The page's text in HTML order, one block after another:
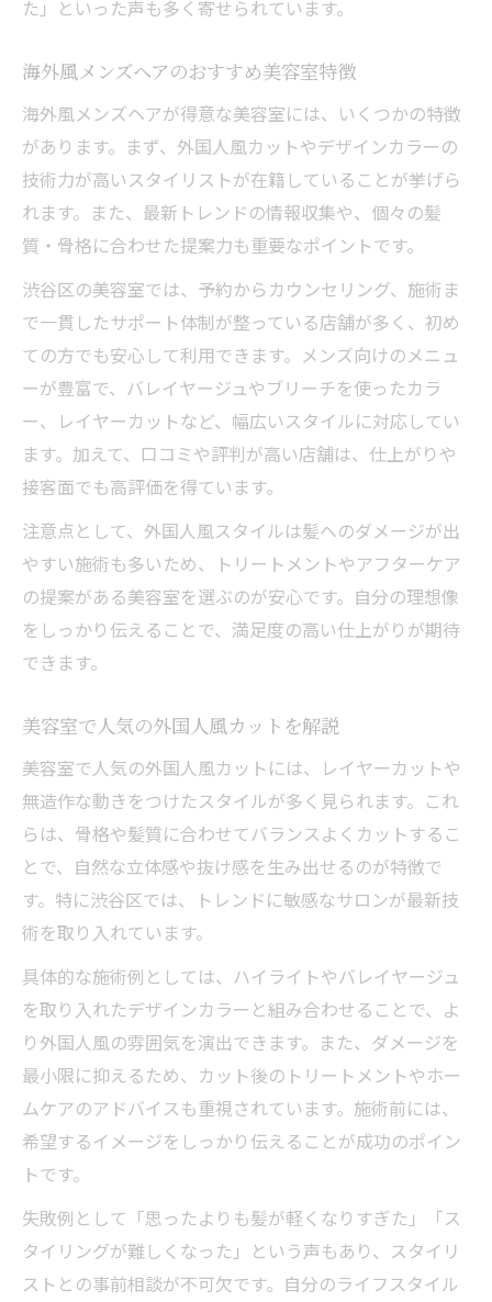
た」といった声も多く寄せられています。
海外風メンズヘアのおすすめ美容室特徴
海外風メンズヘアが得意な美容室には、いくつかの特徴
があります。まず、外国人風カットやデザインカラーの
技術力が高いスタイリストが在籍していることが挙げら
れます。また、最新トレンドの情報収集や、個々の髪
質・骨格に合わせた提案力も重要なポイントです。
渋谷区の美容室では、予約からカウンセリング、施術ま
で一貫したサポート体制が整っている店舗が多く、初め
ての方でも安心して利用できます。メンズ向けのメニュ
ーが豊富で、バレイヤージュやブリーチを使ったカラ
ー、レイヤーカットなど、幅広いスタイルに対応してい
ます。加えて、口コミや評判が高い店舗は、仕上がりや
接客面でも高評価を得ています。
注意点として、外国人風スタイルは髪へのダメージが出
やすい施術も多いため、トリートメントやアフターケア
の提案がある美容室を選ぶのが安心です。自分の理想像
をしっかり伝えることで、満足度の高い仕上がりが期待
できます。
美容室で人気の外国人風カットを解説
美容室で人気の外国人風カットには、レイヤーカットや
無造作な動きをつけたスタイルが多く見られます。これ
らは、骨格や髪質に合わせてバランスよくカットするこ
とで、自然な立体感や抜け感を生み出せるのが特徴で
す。特に渋谷区では、トレンドに敏感なサロンが最新技
術を取り入れています。
具体的な施術例としては、ハイライトやバレイヤージュ
を取り入れたデザインカラーと組み合わせることで、よ
り外国人風の雰囲気を演出できます。また、ダメージを
最小限に抑えるため、カット後のトリートメントやホー
ムケアのアドバイスも重視されています。施術前には、
希望するイメージをしっかり伝えることが成功のポイン
トです。
失敗例として「思ったよりも髪が軽くなりすぎた」「ス
タイリングが難しくなった」という声もあり、スタイリ
ストとの事前相談が不可欠です。自分のライフスタイル